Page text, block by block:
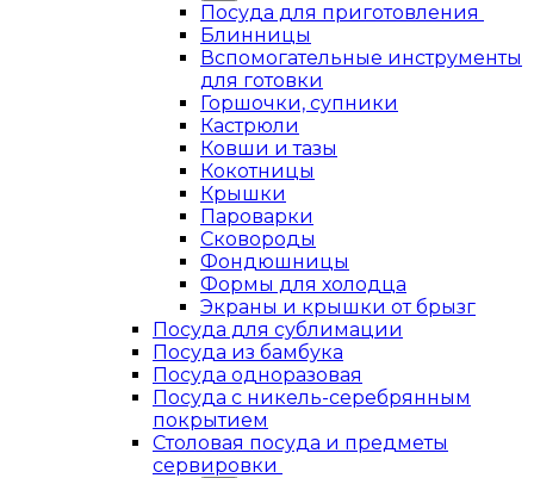
Посуда для приготовления
Блинницы
Вспомогательные инструменты
для готовки
Горшочки, супники
Кастрюли
Ковши и тазы
Кокотницы
Крышки
Пароварки
Сковороды
Фондюшницы
Формы для холодца
Экраны и крышки от брызг
Посуда для сублимации
Посуда из бамбука
Посуда одноразовая
Посуда с никель-серебрянным
покрытием
Столовая посуда и предметы
сервировки